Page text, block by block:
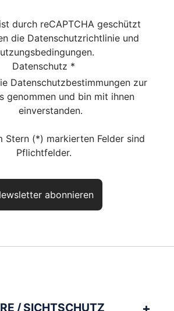
durch reCAPTCHA geschützt
die Datenschutzrichtlinieund
.
Datenschutz *
Datenschutzbestimmungen zur
genommen und bin mit ihnen
einverstanden.
Stern (*) markierten Felder sind
Pflichtfelder.
abonnieren
Artikelnr.: GSTEINIBL
/ SICHTSCHUTZ